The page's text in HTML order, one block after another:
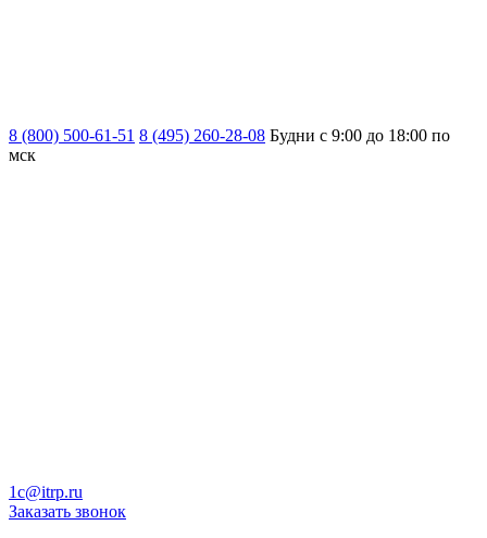
8 (800) 500-61-51 8 (495) 260-28-08 Будни с 9:00 до 18:00 по
мск
1c@itrp.ru
Заказать звонок